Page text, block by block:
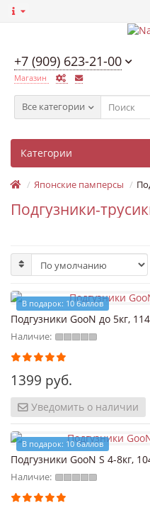
+7 (909) 623-21-00
Магазин
Все категории
Категории
Японские памперсы
Подгузники-
В подарок: 10 баллов
Подгузники GooN до 5кг,
Наличие:
1399 руб.
Уведомить о наличии
В подарок: 10 баллов
Подгузники GooN S 4-8кг,
Наличие: